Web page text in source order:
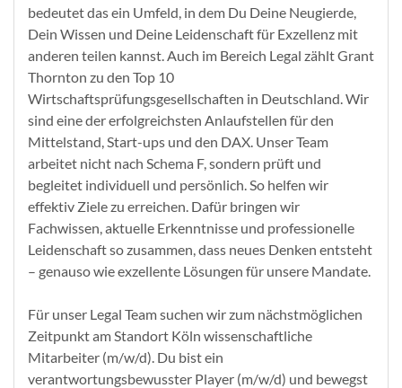
bedeutet das ein Umfeld, in dem Du Deine Neugierde,
Dein Wissen und Deine Leidenschaft für Exzellenz mit
anderen teilen kannst. Auch im Bereich Legal zählt Grant
Thornton zu den Top 10
Wirtschaftsprüfungsgesellschaften in Deutschland. Wir
sind eine der erfolgreichsten Anlaufstellen für den
Mittelstand, Start-ups und den DAX. Unser Team
arbeitet nicht nach Schema F, sondern prüft und
begleitet individuell und persönlich. So helfen wir
effektiv Ziele zu erreichen. Dafür bringen wir
Fachwissen, aktuelle Erkenntnisse und professionelle
Leidenschaft so zusammen, dass neues Denken entsteht
– genauso wie exzellente Lösungen für unsere Mandate.
Für unser Legal Team suchen wir zum nächstmöglichen
Zeitpunkt am Standort Köln wissenschaftliche
Mitarbeiter (m/w/d). Du bist ein
verantwortungsbewusster Player (m/w/d) und bewegst